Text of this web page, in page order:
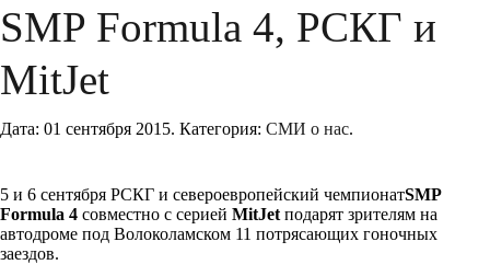
SMP Formula 4, РСКГ и
MitJet
Дата: 01 сентября 2015. Категория: СМИ о нас.
5 и 6 сентября РСКГ и североевропейский чемпионатSMP
Formula 4 совместно с серией MitJet подарят зрителям на
автодроме под Волоколамском 11 потрясающих гоночных
заездов.